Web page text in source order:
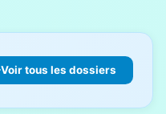
Voir tous les dossiers